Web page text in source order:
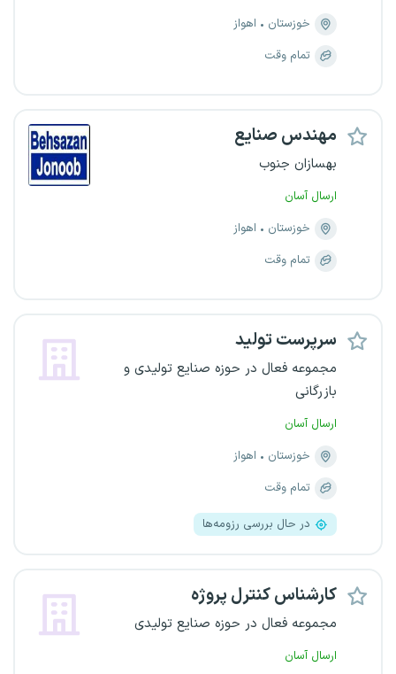
خوزستان
اهواز
تمام وقت
مهندس صنایع
بهسازان جنوب
ارسال آسان
خوزستان
اهواز
تمام وقت
سرپرست تولید
مجموعه فعال در حوزه صنایع تولیدی و
بازرگانی
ارسال آسان
خوزستان
اهواز
تمام وقت
در حال بررسی رزومه‌ها
کارشناس کنترل پروژه
مجموعه فعال در حوزه صنایع تولیدی
ارسال آسان